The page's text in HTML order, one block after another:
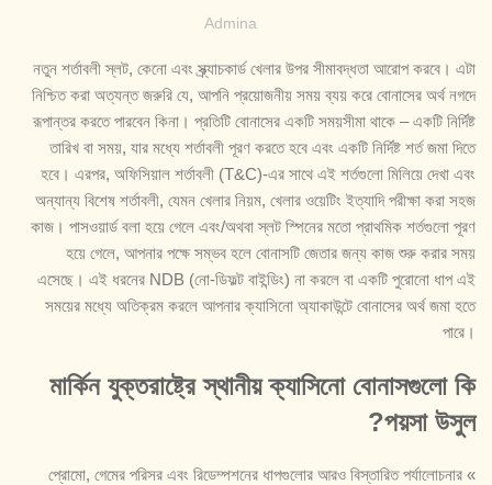
Admina
নতুন শর্তাবলী স্লট, কেনো এবং স্ক্র্যাচকার্ড খেলার উপর সীমাবদ্ধতা আরোপ করবে। এটা
নিশ্চিত করা অত্যন্ত জরুরি যে, আপনি প্রয়োজনীয় সময় ব্যয় করে বোনাসের অর্থ নগদে
রূপান্তর করতে পারবেন কিনা। প্রতিটি বোনাসের একটি সময়সীমা থাকে – একটি নির্দিষ্ট
তারিখ বা সময়, যার মধ্যে শর্তাবলী পূরণ করতে হবে এবং একটি নির্দিষ্ট শর্ত জমা দিতে
হবে। এরপর, অফিসিয়াল শর্তাবলী (T&C)-এর সাথে এই শর্তগুলো মিলিয়ে দেখা এবং
অন্যান্য বিশেষ শর্তাবলী, যেমন খেলার নিয়ম, খেলার ওয়েটিং ইত্যাদি পরীক্ষা করা সহজ
কাজ। পাসওয়ার্ড বলা হয়ে গেলে এবং/অথবা স্লট স্পিনের মতো প্রাথমিক শর্তগুলো পূরণ
হয়ে গেলে, আপনার পক্ষে সম্ভব হলে বোনাসটি জেতার জন্য কাজ শুরু করার সময়
এসেছে। এই ধরনের NDB (নো-ডিফল্ট বাইন্ডিং) না করলে বা একটি পুরোনো ধাপ এই
সময়ের মধ্যে অতিক্রম করলে আপনার ক্যাসিনো অ্যাকাউন্টে বোনাসের অর্থ জমা হতে
পারে।
মার্কিন যুক্তরাষ্ট্রে স্থানীয় ক্যাসিনো বোনাসগুলো কি
পয়সা উসুল?
» প্রোমো, গেমের পরিসর এবং রিডেম্পশনের ধাপগুলোর আরও বিস্তারিত পর্যালোচনার